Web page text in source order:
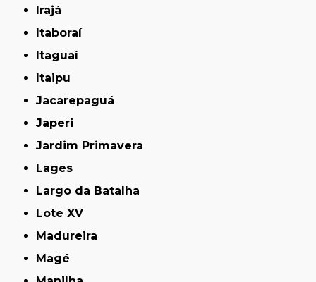
Irajá
Itaboraí
Itaguaí
Itaipu
Jacarepaguá
Japeri
Jardim Primavera
Lages
Largo da Batalha
Lote XV
Madureira
Magé